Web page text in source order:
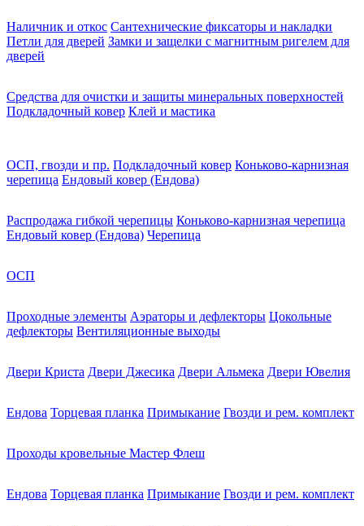
Наличник и откос Сантехнические фиксаторы и накладки
Петли для дверей Замки и защелки с магнитным ригелем для
дверей
Средства для очистки и защиты минеральных поверхностей
Подкладочный ковер Клей и мастика
ОСП, гвозди и пр. Подкладочный ковер Коньково-карнизная
черепица Ендовый ковер (Ендова)
Распродажа гибкой черепицы Коньково-карнизная черепица
Ендовый ковер (Ендова) Черепица
ОСП
Проходные элементы Аэраторы и дефлекторы Цокольные
дефлекторы Вентиляционные выходы
Двери Криста Двери Джесика Двери Альмека Двери Ювелия
Ендова Торцевая планка Примыкание Гвозди и рем. комплект
Проходы кровельные Мастер Флеш
Ендова Торцевая планка Примыкание Гвозди и рем. комплект